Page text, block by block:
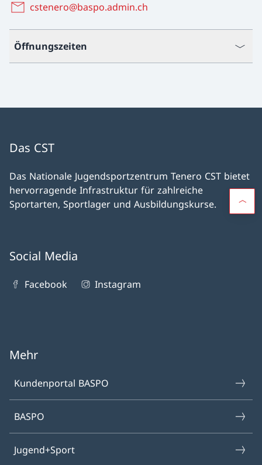
cstenero@baspo.admin.ch
Öffnungszeiten
Das CST
Das Nationale Jugendsportzentrum Tenero CST bietet
hervorragende Infrastruktur für zahlreiche
Sportarten, Sportlager und Ausbildungskurse.
Social Media
Facebook Instagram
Mehr
Kundenportal BASPO
BASPO
Jugend+Sport